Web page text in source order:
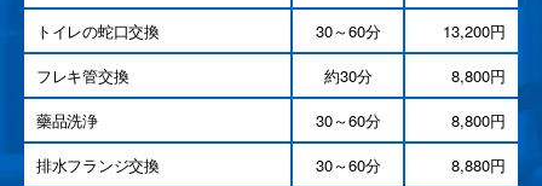
トイレの蛇口交換
30～60分
13,200円
フレキ管交換
約30分
8,800円
藥品洗浄
30～60分
8,800円
排水フランジ交換
30～60分
8,880円